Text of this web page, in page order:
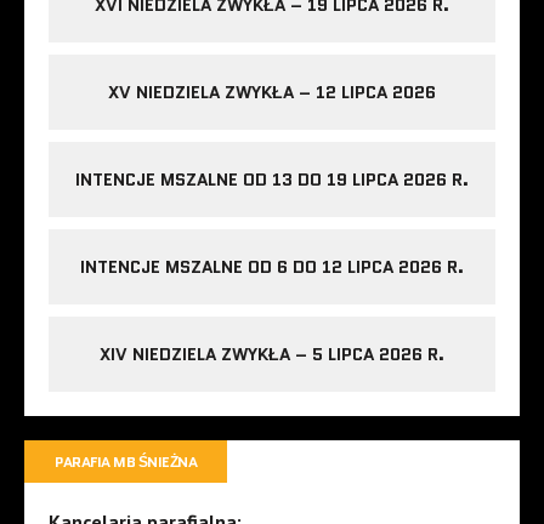
XVI NIEDZIELA ZWYKŁA – 19 LIPCA 2026 R.
XV NIEDZIELA ZWYKŁA – 12 LIPCA 2026
INTENCJE MSZALNE OD 13 DO 19 LIPCA 2026 R.
INTENCJE MSZALNE OD 6 DO 12 LIPCA 2026 R.
XIV NIEDZIELA ZWYKŁA – 5 LIPCA 2026 R.
PARAFIA MB ŚNIEŻNA